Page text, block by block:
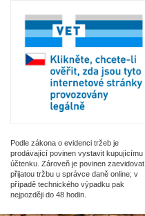
Podle zákona o evidenci tržeb je
prodávající povinen vystavit kupujícímu
účtenku. Zároveň je povinen zaevidovat
přijatou tržbu u správce daně online; v
případě technického výpadku pak
nejpozději do 48 hodin.